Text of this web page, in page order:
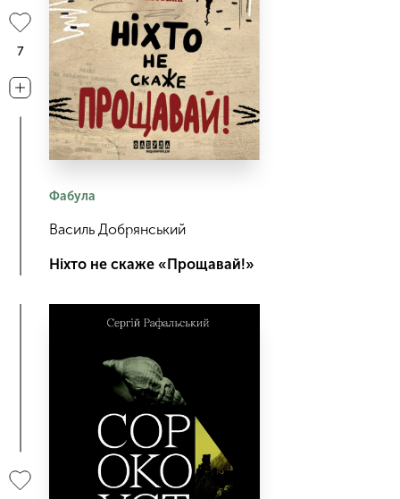
Фабула
Василь Добрянський
Ніхто не скаже «Прощавай!»
7